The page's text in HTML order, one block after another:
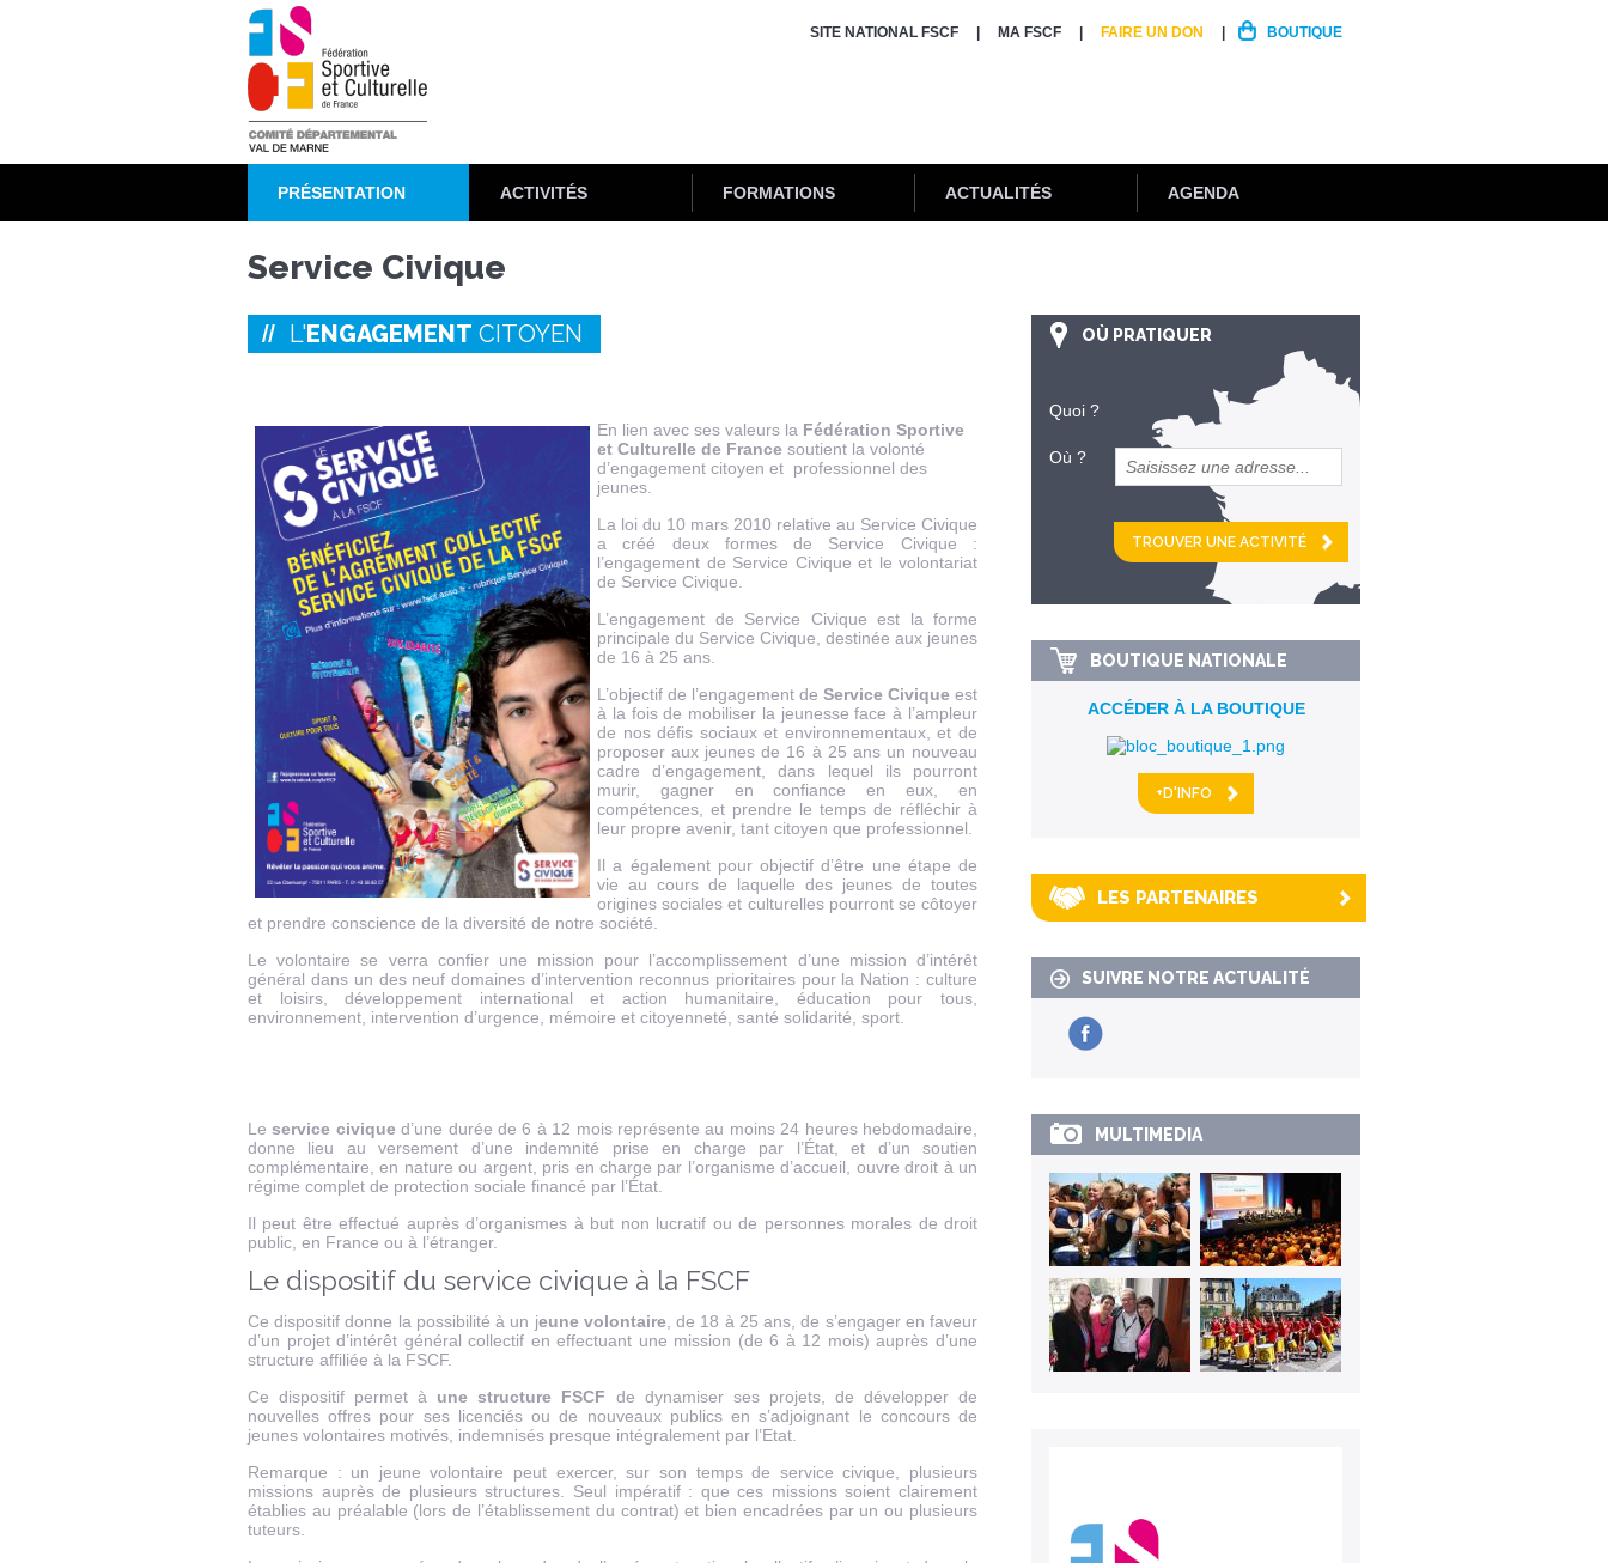
SITE NATIONAL FSCF MA FSCF FAIRE UN DON BOUTIQUE
PRÉSENTATION ACTIVITÉS FORMATIONS ACTUALITÉS AGENDA
Service Civique
L'ENGAGEMENT CITOYEN
En lien avec ses valeurs la Fédération Sportive
et Culturelle de France soutient la volonté
d’engagement citoyen et professionnel des
jeunes.
La loi du 10 mars 2010 relative au Service Civique
a créé deux formes de Service Civique :
l’engagement de Service Civique et le volontariat
de Service Civique.
L’engagement de Service Civique est la forme
principale du Service Civique, destinée aux jeunes
de 16 à 25 ans.
L’objectif de l’engagement de Service Civique est
à la fois de mobiliser la jeunesse face à l’ampleur
de nos défis sociaux et environnementaux, et de
proposer aux jeunes de 16 à 25 ans un nouveau
cadre d’engagement, dans lequel ils pourront
murir, gagner en confiance en eux, en
compétences, et prendre le temps de réfléchir à
leur propre avenir, tant citoyen que professionnel.
Il a également pour objectif d’être une étape de
vie au cours de laquelle des jeunes de toutes
origines sociales et culturelles pourront se côtoyer
et prendre conscience de la diversité de notre société.
Le volontaire se verra confier une mission pour l’accomplissement d’une mission d’intérêt
général dans un des neuf domaines d’intervention reconnus prioritaires pour la Nation : culture
et loisirs, développement international et action humanitaire, éducation pour tous,
environnement, intervention d’urgence, mémoire et citoyenneté, santé solidarité, sport.
Leservice civiqued’une durée de 6 à 12 mois représente au moins 24 heures hebdomadaire,
donne lieu au versement d’une indemnité prise en charge par l’État, et d’un soutien
complémentaire, en nature ou argent, pris en charge par l’organisme d’accueil, ouvre droit à un
régime complet de protection sociale financé par l’État.
Il peut être effectué auprès d’organismes à but non lucratif ou de personnes morales de droit
public, en France ou à l’étranger.
Le dispositif du service civique à la FSCF
Ce dispositif donne la possibilité à un jeune volontaire, de 18 à 25 ans, de s’engager en faveur
d’un projet d’intérêt général collectif en effectuant une mission (de 6 à 12 mois) auprès d’une
structure affiliée à la FSCF.
Ce dispositif permet à une structure FSCF de dynamiser ses projets, de développer de
nouvelles offres pour ses licenciés ou de nouveaux publics en s’adjoignant le concours de
jeunes volontaires motivés, indemnisés presque intégralement par l’Etat.
Remarque : un jeune volontaire peut exercer, sur son temps de service civique, plusieurs
missions auprès de plusieurs structures. Seul impératif : que ces missions soient clairement
établies au préalable (lors de l’établissement du contrat) et bien encadrées par un ou plusieurs
tuteurs.
OÙ PRATIQUER
Quoi ?
Où ?
et
km alentour
BOUTIQUE NATIONALE
ACCÉDER À LA BOUTIQUE
+D'INFO
LES PARTENAIRES
SUIVRE NOTRE ACTUALITÉ
MULTIMEDIA